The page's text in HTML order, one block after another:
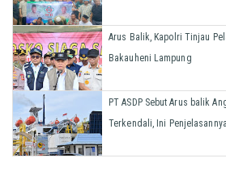
Arus Balik, Kapolri Tinjau
Bakauheni Lampung
PT ASDP Sebut Arus balik
Terkendali, Ini Penjelasannya